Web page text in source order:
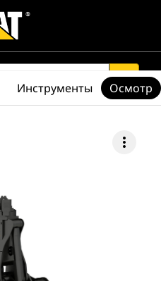
search
more_vert
Инструменты Осмотр